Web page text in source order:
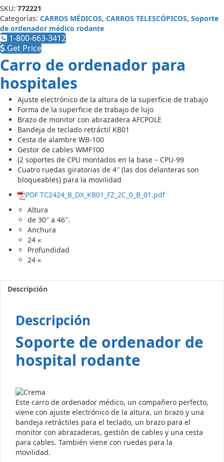
SKU: 772221
Categorías: CARROS MÉDICOS, CARROS TELESCÓPICOS, Soporte
de ordenador médico rodante
1-800-663-3412
Get Price
Carro de ordenador para
hospitales
Ajuste electrónico de la altura de la superficie de trabajo
Forma de la superficie de trabajo de lujo
Brazo de monitor con abrazadera AFCPOLE
Bandeja de teclado retráctil KB01
Cesta de alambre WB-100
Gestor de cables WMF100
(2 soportes de CPU montados en la base – CPU-99
Cuatro ruedas giratorias de 4″ (las dos delanteras son
bloqueables) para la movilidad
PDF TC2424_B_DX_KB01_FZ_2C_0_B_01.pdf
Altura
de 30″ a 46″.
Anchura
24 «
Profundidad
24 «
Descripción
Descripción
Soporte de ordenador de
hospital rodante
Este carro de ordenador médico, un compañero perfecto,
viene con ajuste electrónico de la altura, un brazo y una
bandeja retráctiles para el teclado, un brazo para el
monitor con abrazaderas, gestión de cables y una cesta
para cables. También viene con ruedas para la
movilidad.